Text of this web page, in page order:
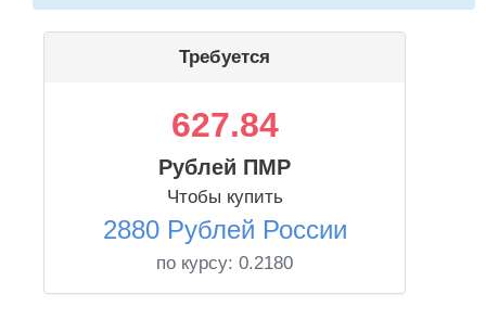
Требуется
627.84
Рублей ПМР
Чтобы купить
2880 Рублей России
по курсу: 0.2180